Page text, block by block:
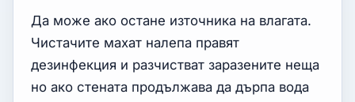
Да може ако остане източника на влагата.
Чистачите махат налепа правят
дезинфекция и разчистват заразените неща
но ако стената продължава да дърпа вода